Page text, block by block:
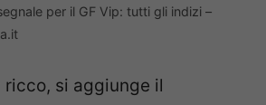
per il GF Vip: tutti gli indizi –
si aggiunge il